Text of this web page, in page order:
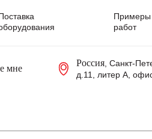
Примеры
работ
мне
Россия, Санкт-
д.11, литер А,